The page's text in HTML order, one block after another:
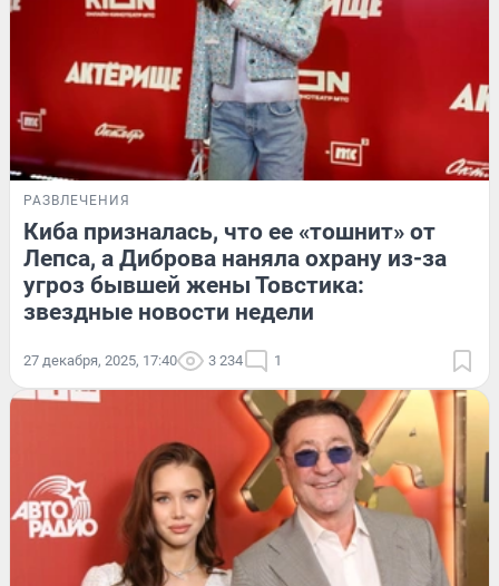
РАЗВЛЕЧЕНИЯ
Киба призналась, что ее «тошнит» от
Лепса, а Диброва наняла охрану из-за
угроз бывшей жены Товстика:
звездные новости недели
27 декабря, 2025, 17:40 3 234 1